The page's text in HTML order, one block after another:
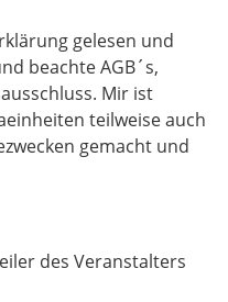
gelesen und
beachte AGB´s,
Mir ist
teilweise auch
gemacht und
des Veranstalters